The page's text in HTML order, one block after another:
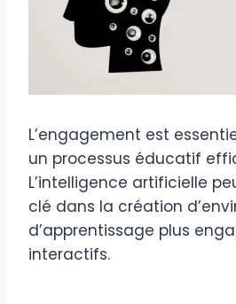
L’engagement est
un processus éducatif
L’intelligence artificielle
clé dans la création
d’apprentissage plus
interactifs.